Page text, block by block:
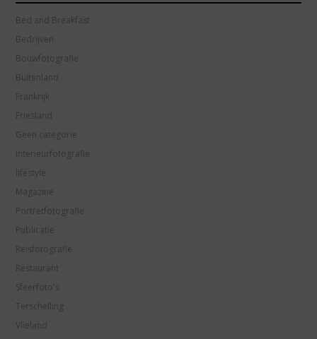
Bed and Breakfast
Bedrijven
Bouwfotografie
Buitenland
Frankrijk
Friesland
Geen categorie
Interieurfotografie
lifestyle
Magazine
Portretfotografie
Publicatie
Reisfotografie
Restaurant
Sfeerfoto's
Terschelling
Vlieland